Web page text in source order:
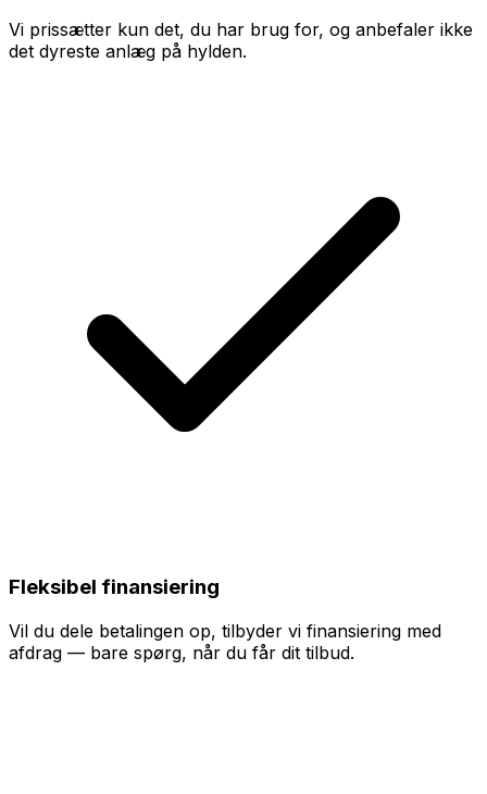
Vi prissætter kun det, du har brug for, og anbefaler ikke
det dyreste anlæg på hylden.
Fleksibel finansiering
Vil du dele betalingen op, tilbyder vi finansiering med
afdrag — bare spørg, når du får dit tilbud.